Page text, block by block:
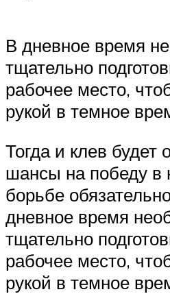
В дневное время
тщательно
рабочее место,
рукой в темное
Тогда и клев будет
шансы на победу в
борьбе
дневное время
тщательно
рабочее место,
рукой в темное